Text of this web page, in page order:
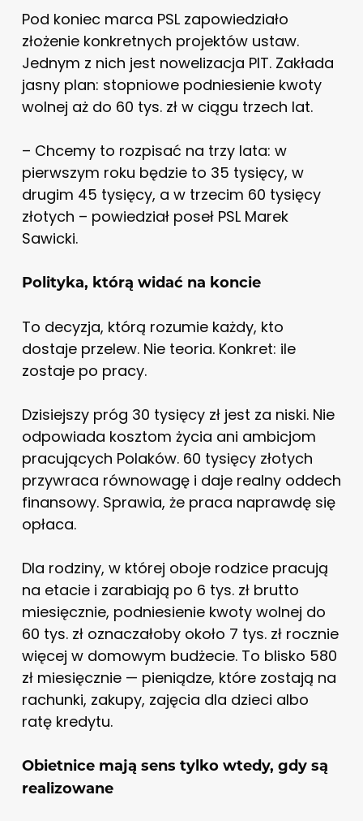
Pod koniec marca PSL zapowiedziało
złożenie konkretnych projektów ustaw.
Jednym z nich jest nowelizacja PIT. Zakłada
jasny plan: stopniowe podniesienie kwoty
wolnej aż do 60 tys. zł w ciągu trzech lat.
– Chcemy to rozpisać na trzy lata: w
pierwszym roku będzie to 35 tysięcy, w
drugim 45 tysięcy, a w trzecim 60 tysięcy
złotych – powiedział poseł PSL Marek
Sawicki.
Polityka, którą widać na koncie
To decyzja, którą rozumie każdy, kto
dostaje przelew. Nie teoria. Konkret: ile
zostaje po pracy.
Dzisiejszy próg 30 tysięcy zł jest za niski. Nie
odpowiada kosztom życia ani ambicjom
pracujących Polaków. 60 tysięcy złotych
przywraca równowagę i daje realny oddech
finansowy. Sprawia, że praca naprawdę się
opłaca.
Dla rodziny, w której oboje rodzice pracują
na etacie i zarabiają po 6 tys. zł brutto
miesięcznie, podniesienie kwoty wolnej do
60 tys. zł oznaczałoby około 7 tys. zł rocznie
więcej w domowym budżecie. To blisko 580
zł miesięcznie — pieniądze, które zostają na
rachunki, zakupy, zajęcia dla dzieci albo
ratę kredytu.
Obietnice mają sens tylko wtedy, gdy są
realizowane